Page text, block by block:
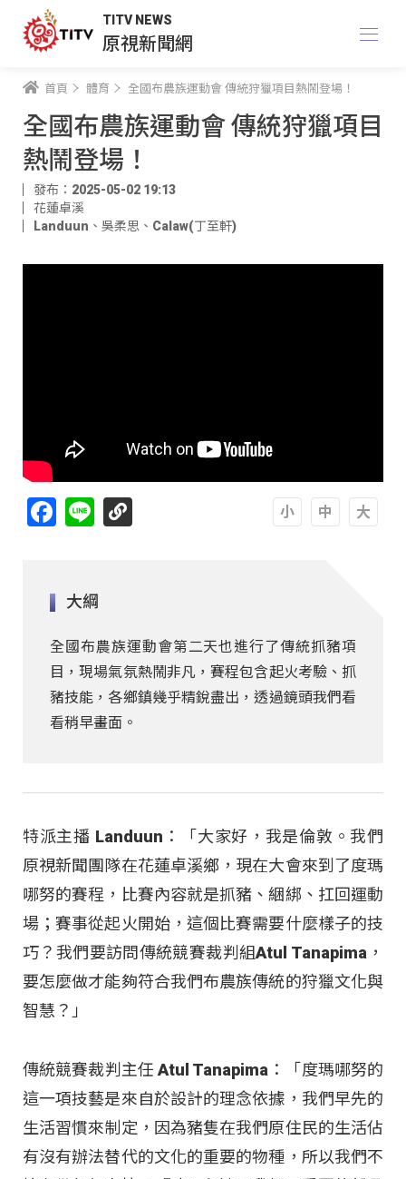
TITV NEWS
原視新聞網
首頁 體育 全國布農族運動會 傳統狩獵項目熱鬧登場！
全國布農族運動會 傳統狩獵項目
熱鬧登場！
發布：2025-05-02 19:13
花蓮卓溪
Landuun 、 吳柔思 、 Calaw(丁至軒)
Facebook
Line
大綱
全國布農族運動會第二天也進行了傳統抓豬項
目，現場氣氛熱鬧非凡，賽程包含起火考驗、抓
豬技能，各鄉鎮幾乎精銳盡出，透過鏡頭我們看
看稍早畫面。
特派主播 Landuun：「大家好，我是倫敦。我們
原視新聞團隊在花蓮卓溪鄉，現在大會來到了度瑪
哪努的賽程，比賽內容就是抓豬、綑綁、扛回運動
場；賽事從起火開始，這個比賽需要什麼樣子的技
巧？我們要訪問傳統競賽裁判組Atul Tanapima，
要怎麼做才能夠符合我們布農族傳統的狩獵文化與
智慧？」
傳統競賽裁判主任 Atul Tanapima：「度瑪哪努的
這一項技藝是來自於設計的理念依據，我們早先的
生活習慣來制定，因為豬隻在我們原住民的生活佔
有沒有辦法替代的文化的重要的物種，所以我們不